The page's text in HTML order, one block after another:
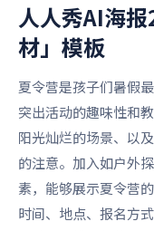
人人秀AI海
材」 模板
夏令营是孩子们暑假
突出活动的趣味性和
阳光灿烂的场景、以
的注意。加入如户外
素，能够展示夏令营
时间、地点、报名方